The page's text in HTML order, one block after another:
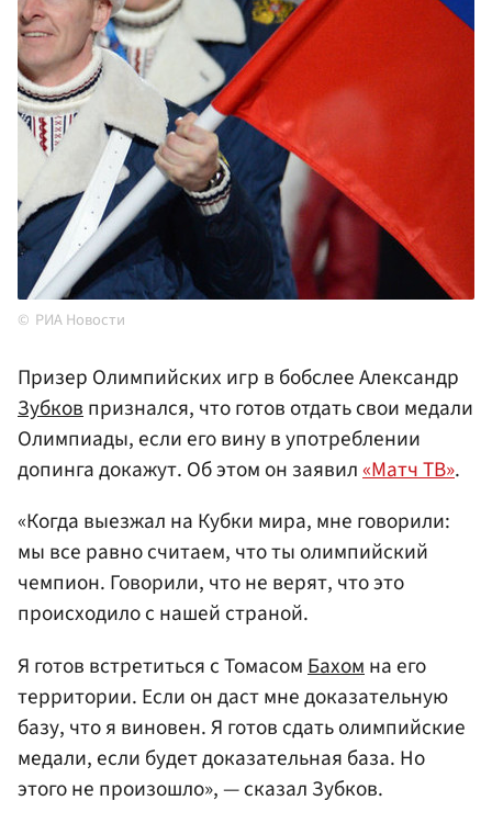
РИА Новости
Призер Олимпийских игр в бобслее Александр
Зубковпризнался, что готов отдать свои медали
Олимпиады, если его вину в употреблении
допинга докажут. Об этом он заявил«Матч ТВ».
«Когда выезжал на Кубки мира, мне говорили:
мы все равно считаем, что ты олимпийский
чемпион. Говорили, что не верят, что это
происходило с нашей страной.
Я готов встретиться с Томасом Бахом на его
территории. Если он даст мне доказательную
базу, что я виновен. Я готов сдать олимпийские
медали, если будет доказательная база. Но
этого не произошло», — сказал Зубков.